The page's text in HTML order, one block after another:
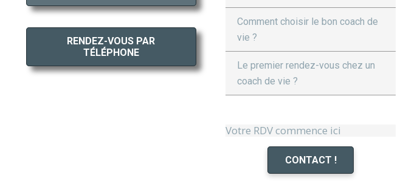
RENDEZ-VOUS PAR
TÉLÉPHONE
Comment choisir le bon coach de
vie ?
Le premier rendez-vous chez un
coach de vie ?
Votre RDV commence ici
CONTACT !